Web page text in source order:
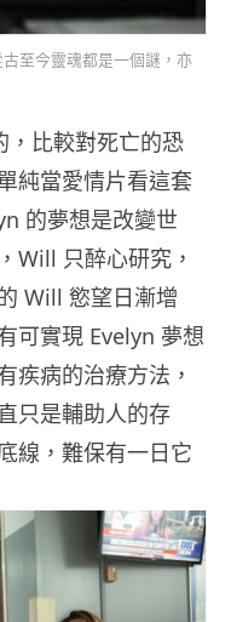
至今靈魂都是一個謎，亦
比較對死亡的恐
純當愛情片看這套
的夢想是改變世
Will 只醉心研究，
Will 慾望日漸增
可實現 Evelyn 夢想
疾病的治療方法，
只是輔助人的存
線，難保有一日它